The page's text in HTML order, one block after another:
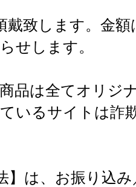
戴致します。金
せします。
品は全てオリジ
いるサイトは詐
】は、お振り込